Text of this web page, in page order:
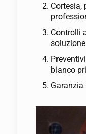
Cortesia,
Controlli
bianco